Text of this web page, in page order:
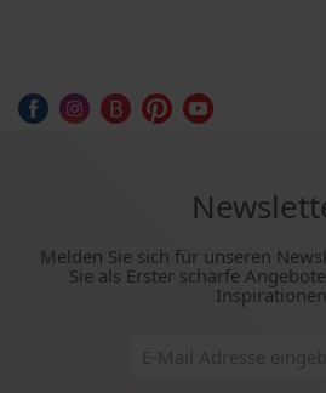
Melden Sie sich für unseren
Sie als Erster scharfe
Inspirationen